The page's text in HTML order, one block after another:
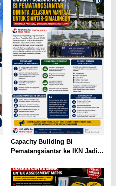
Capacity Building BI
Pematangsiantar ke IKN Jadi
Pentingnya Efisiensi
Anggaran